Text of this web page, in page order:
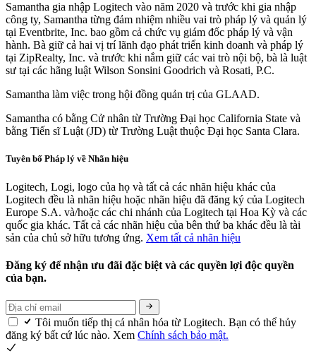
Samantha gia nhập Logitech vào năm 2020 và trước khi gia nhập
công ty, Samantha từng đảm nhiệm nhiều vai trò pháp lý và quản lý
tại Eventbrite, Inc. bao gồm cả chức vụ giám đốc pháp lý và vận
hành. Bà giữ cả hai vị trí lãnh đạo phát triển kinh doanh và pháp lý
tại ZipRealty, Inc. và trước khi nắm giữ các vai trò nội bộ, bà là luật
sư tại các hãng luật Wilson Sonsini Goodrich và Rosati, P.C.
Samantha làm việc trong hội đồng quản trị của GLAAD.
Samantha có bằng Cử nhân từ Trường Đại học California State và
bằng Tiến sĩ Luật (JD) từ Trường Luật thuộc Đại học Santa Clara.
Tuyên bố Pháp lý về Nhãn hiệu
Logitech, Logi, logo của họ và tất cả các nhãn hiệu khác của
Logitech đều là nhãn hiệu hoặc nhãn hiệu đã đăng ký của Logitech
Europe S.A. và/hoặc các chi nhánh của Logitech tại Hoa Kỳ và các
quốc gia khác. Tất cả các nhãn hiệu của bên thứ ba khác đều là tài
sản của chủ sở hữu tương ứng. Xem tất cả nhãn hiệu
Đăng ký để nhận ưu đãi đặc biệt và các quyền lợi độc quyền
của bạn.
Tôi muốn tiếp thị cá nhân hóa từ Logitech. Bạn có thể hủy
đăng ký bất cứ lúc nào. Xem Chính sách bảo mật.